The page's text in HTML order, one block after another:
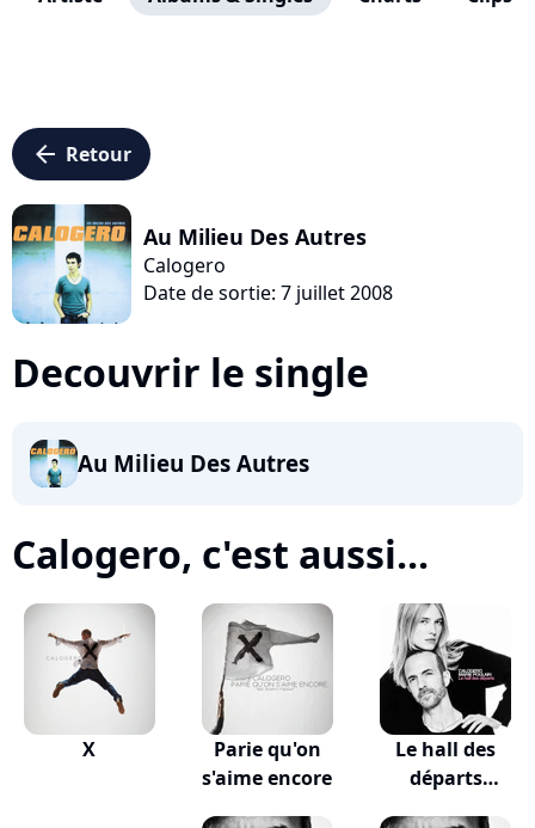
arrow_left Retour
Au Milieu Des Autres
Calogero
Date de sortie: 7 juillet 2008
Decouvrir le single
Au Milieu Des Autres
Calogero, c'est aussi...
X
Parie qu'on
s'aime encore
Le hall des
départs